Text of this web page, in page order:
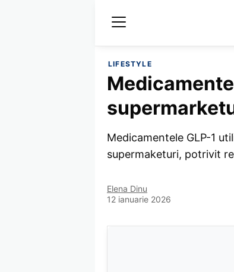
LIFESTYLE
Medicamentele GLP-1
supermaketuri, potrivit
Elena Dinu
12 ianuarie 2026